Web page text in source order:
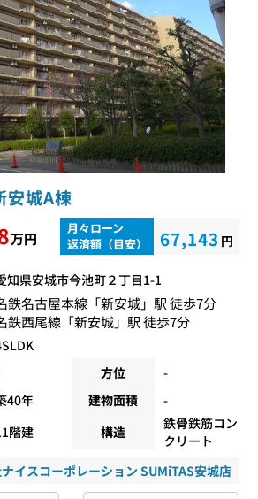
安城A棟
万円
月々ローン
返済額（目安）
67,143 円
知県安城市今池町２丁目1-1
鉄名古屋本線 「新安城」駅 徒歩7分
鉄西尾線 「新安城」駅 徒歩7分
方位
-
40年 建物面積
-
階建 構造
鉄骨鉄筋コン
クリート
イスコーポレーション SUMiTAS安城店